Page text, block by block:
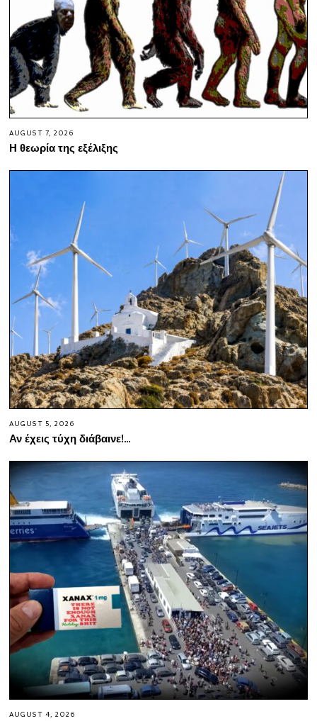
AUGUST 7, 2026
Η θεωρία της εξέλιξης
AUGUST 5, 2026
Αν έχεις τύχη διάβαινε!…
AUGUST 4, 2026